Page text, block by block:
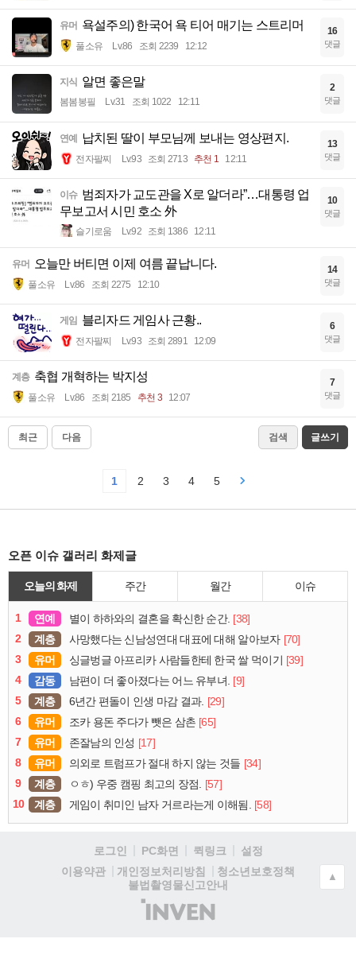
유머 욕설주의) 한국어 욕 티어 매기는 스트리머
풀소유 Lv.86 조회 2239 12:12
16
댓글
지식 알면 좋은말
봄봄봉필 Lv.31 조회 1022 12:11
2
댓글
연예 납치된 딸이 부모님께 보내는 영상편지.
전자팔찌 Lv.93 조회 2713 추천 1 12:11
13
댓글
이슈 범죄자가 교도관을 X로 알더라”…대통령 업
무보고서 시민 호소 外
슬기로움 Lv.92 조회 1386 12:11
10
댓글
유머 오늘만 버티면 이제 여름 끝납니다.
풀소유 Lv.86 조회 2275 12:10
14
댓글
게임 블리자드 게임사 근황..
전자팔찌 Lv.93 조회 2891 12:09
6
댓글
계층 축협 개혁하는 박지성
풀소유 Lv.86 조회 2185 추천 3 12:07
7
댓글
최근 다음 검색 글쓰기
1 2 3 4 5
오픈 이슈 갤러리 화제글
오늘의 화제 주간 월간 이슈
1 연예 별이 하하와의 결혼을 확신한 순간. [38]
2
계층 사망했다는 신남성연대 대표에 대해 알아보자 [70]
3
유머 싱글벙글 아프리카 사람들한테 한국 쌀 먹이기
[39]
4
감동 남편이 더 좋아졌다는 어느 유부녀. [9]
5
계층 6년간 편돌이 인생 마감 결과. [29]
6
유머 조카 용돈 주다가 뺏은 삼촌 [65]
7
유머 존잘남의 인성 [17]
8
유머 의외로 트럼프가 절대 하지 않는 것들 [34]
9
계층 ㅇㅎ) 우중 캠핑 최고의 장점. [57]
10
계층 게임이 취미인 남자 거르라는게 이해됨. [58]
로그인 PC화면 퀵링크
설정
이용약관
개인정보처리방침
청소년보호정책
불법촬영물신고안내
(주)
인
▲